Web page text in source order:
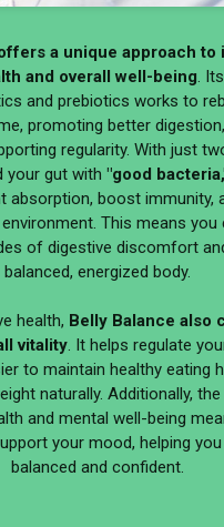
a unique approach to
and overall well-being.
and prebiotics works to
promoting better
regularity. With just
your gut with "good
absorption, boost immunity,
This means you
of digestive discomfort
balanced, energized body.
health, Belly Balance also
vitality. It helps regulate
to maintain healthy eating
naturally. Additionally,
and mental well-being
your mood, helping
balanced and confident.